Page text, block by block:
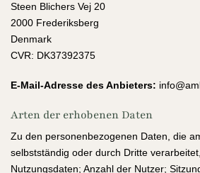
Steen Blichers Vej 20
2000 Frederiksberg
Denmark
CVR: DK37392375
E-Mail-Adresse des Anbieters:
Arten der erhobenen Daten
Zu den personenbezogenen Daten, die
selbstständig oder durch Dritte
Nutzungsdaten; Anzahl der Nutzer;